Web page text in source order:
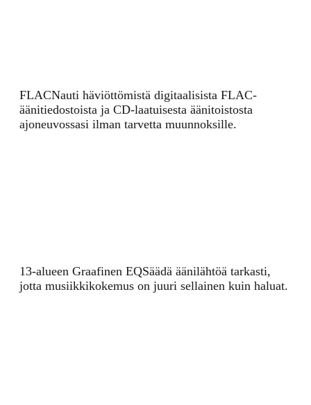
FLACNauti häviöttömistä digitaalisista FLAC-
äänitiedostoista ja CD-laatuisesta äänitoistosta
ajoneuvossasi ilman tarvetta muunnoksille.
13-alueen Graafinen EQSäädä äänilähtöä tarkasti,
jotta musiikkikokemus on juuri sellainen kuin haluat.